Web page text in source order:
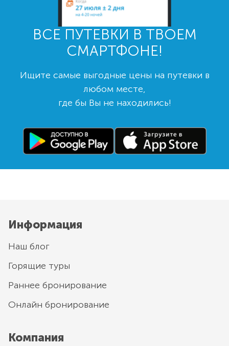
ВСЕ ПУТЕВКИ В ТВОЕМ
СМАРТФОНЕ!
Ищите самые выгодные цены на путевки в
любом месте,
где бы Вы не находились!
Информация
Наш блог
Горящие туры
Раннее бронирование
Онлайн бронирование
Компания